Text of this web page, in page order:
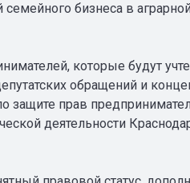
бизнеса в
которые будут
обращений и
защите прав
деятельности